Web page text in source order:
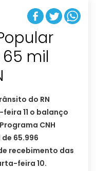
mil
do RN
11 o balanço
CNH
65.996
recebimento das
feira 10.